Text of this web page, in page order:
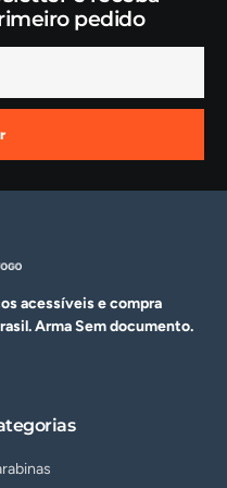
pedido
acessíveis e compra
ArmaSem documento.